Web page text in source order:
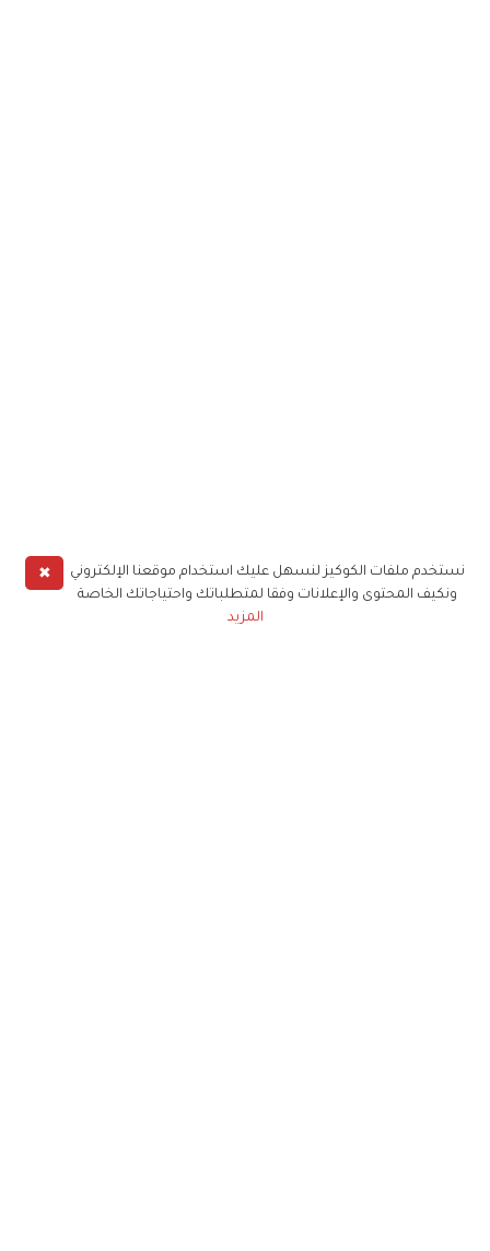
✖
نستخدم ملفات الكوكيز لنسهل عليك استخدام موقعنا الإلكتروني
ونكيف المحتوى والإعلانات وفقا لمتطلباتك واحتياجاتك الخاصة
المزيد